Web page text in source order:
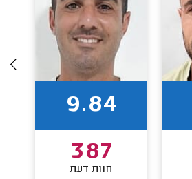
9.84
387
חוות דעת